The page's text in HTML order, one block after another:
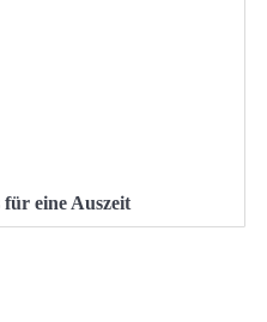
für eine Auszeit